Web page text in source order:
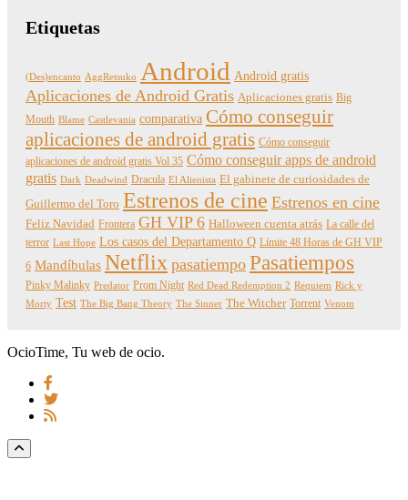
Etiquetas
(Des)encanto AggRetsuko Android Android gratis
Aplicaciones de Android Gratis Aplicaciones gratis Big
Mouth Blame Castlevania comparativa Cómo conseguir
aplicaciones de android gratis Cómo conseguir
aplicaciones de android gratis Vol 35 Cómo conseguir apps de android
gratis Dark Deadwind Dracula El Alienista El gabinete de curiosidades de
Guillermo del Toro Estrenos de cine Estrenos en cine
Feliz Navidad Frontera GH VIP 6 Halloween cuenta atrás La calle del
terror Last Hope Los casos del Departamento Q Límite 48 Horas de GH VIP
6 Mandíbulas Netflix pasatiempo Pasatiempos
Pinky Malinky Predator Prom Night Red Dead Redemption 2 Requiem Rick y
Morty Test The Big Bang Theory The Sinner The Witcher Torrent Venom
OcioTime, Tu web de ocio.